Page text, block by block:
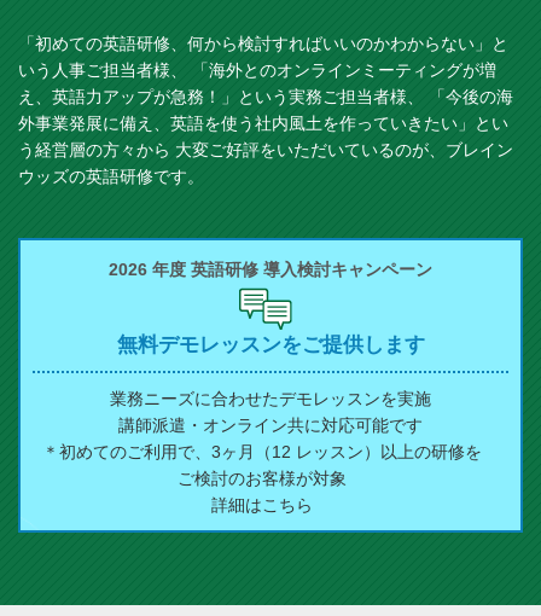
「初めての英語研修、何から検討すればいいのかわからない」と
いう人事ご担当者様、
「海外とのオンラインミーティングが増
え、英語力アップが急務！」という実務ご担当者様、
「今後の海
外事業発展に備え、英語を使う社内風土を作っていきたい」とい
う経営層の方々から 大変ご好評をいただいているのが、ブレイン
ウッズの英語研修です。
2026 年度 英語研修 導入検討キャンペーン
無料デモレッスンをご提供します
業務ニーズに合わせたデモレッスンを実施
講師派遣・オンライン共に対応可能です
＊初めてのご利用で、 3ヶ月（12 レッスン）以上の研修を
ご検討のお客様が対象
詳細はこちら